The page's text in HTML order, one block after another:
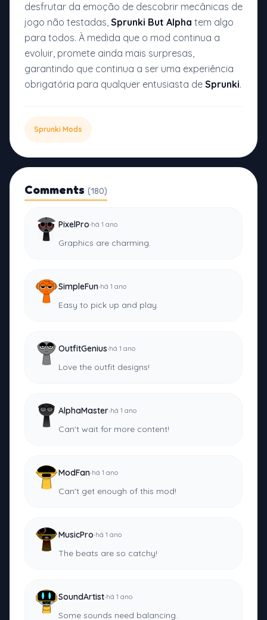
desfrutar da emoção de descobrir mecânicas de
jogo não testadas, Sprunki But Alpha tem algo
para todos. À medida que o mod continua a
evoluir, promete ainda mais surpresas,
garantindo que continua a ser uma experiência
obrigatória para qualquer entusiasta de Sprunki.
Sprunki Mods
Comments (180)
PixelPro·há 1 ano
Graphics are charming.
SimpleFun·há 1 ano
Easy to pick up and play.
OutfitGenius·há 1 ano
Love the outfit designs!
AlphaMaster·há 1 ano
Can't wait for more content!
ModFan·há 1 ano
Can't get enough of this mod!
MusicPro·há 1 ano
The beats are so catchy!
SoundArtist·há 1 ano
Some sounds need balancing.